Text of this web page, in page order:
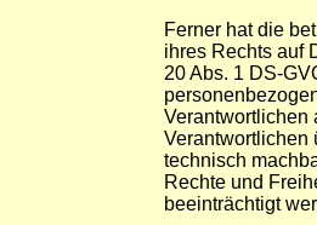
Ferner hat die
ihres Rechts auf
20 Abs. 1 DS-
Verantwortlichen
Verantwortlichen
technisch
Rechte und
beeinträchtigt